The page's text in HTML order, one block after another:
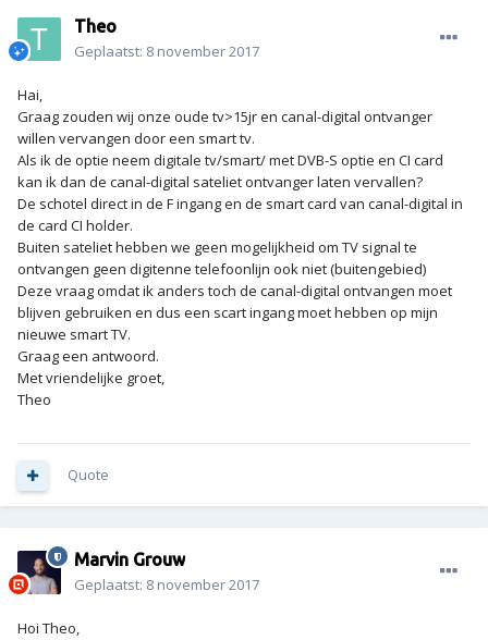
Theo
Geplaatst: 8 november 2017
Hai,
Graag zouden wij onze oude tv>15jr en canal-digital ontvanger
willen vervangen door een smart tv.
Als ik de optie neem digitale tv/smart/ met DVB-S optie en CI card
kan ik dan de canal-digital sateliet ontvanger laten vervallen?
De schotel direct in de F ingang en de smart card van canal-digital in
de card CI holder.
Buiten sateliet hebben we geen mogelijkheid om TV signal te
ontvangen geen digitenne telefoonlijn ook niet (buitengebied)
Deze vraag omdat ik anders toch de canal-digital ontvangen moet
blijven gebruiken en dus een scart ingang moet hebben op mijn
nieuwe smart TV.
Graag een antwoord.
Met vriendelijke groet,
Theo
Quote
Marvin Grouw
Geplaatst: 8 november 2017
Hoi Theo,